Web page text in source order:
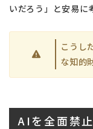
いだろう」と安易に
こうし
な知的
AIを全面禁